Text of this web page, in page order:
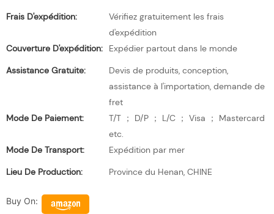
Frais D'expédition:
Vérifiez gratuitement les frais
d'expédition
Couverture D'expédition:
Expédier partout dans le monde
Assistance Gratuite:
Devis de produits, conception,
assistance à l'importation, demande de
fret
Mode De Paiement:
T/T ； D/P ； L/C ； Visa ； Mastercard
etc.
Mode De Transport:
Expédition par mer
Lieu De Production:
Province du Henan, CHINE
Buy On: